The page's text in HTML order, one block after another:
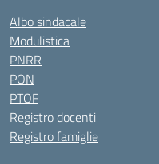
Albo sindacale
Modulistica
PNRR
PON
PTOF
Registro docenti
Registro famiglie